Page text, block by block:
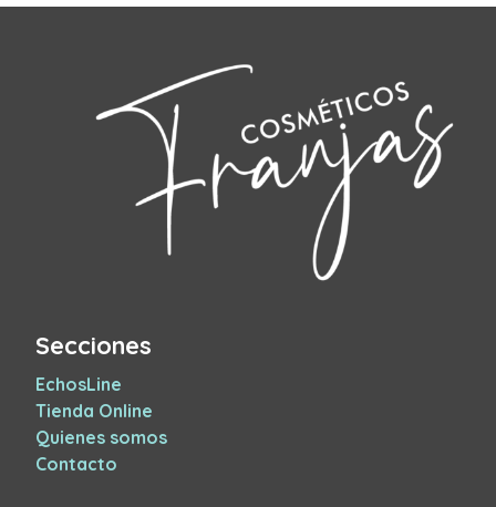
Secciones
EchosLine
Tienda Online
Quienes somos
Contacto